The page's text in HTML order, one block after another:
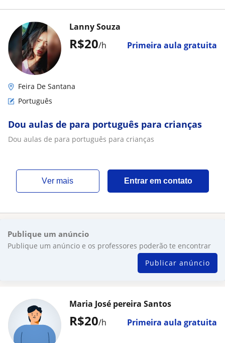
R$20/h Primeira aula gratuita
Lanny Souza
Feira De Santana
Português
Dou aulas de para português para crianças
Dou aulas de para português para crianças
ver mais Entrar em contato
Publique um anúncio
Publique um anúncio e os professores poderão te encontrar
Publicar anúncio
R$20/h Primeira aula gratuita
Maria José pereira Santos